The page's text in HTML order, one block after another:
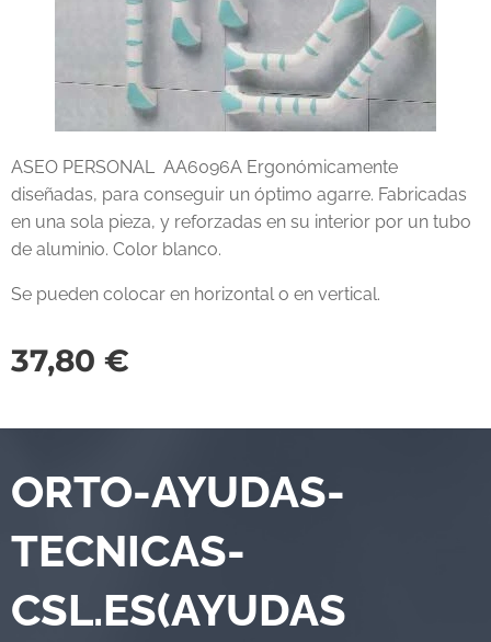
ASEO PERSONAL AA6096A Ergonómicamente
diseñadas, para conseguir un óptimo agarre. Fabricadas
en una sola pieza, y reforzadas en su interior por un tubo
de aluminio. Color blanco.
Se pueden colocar en horizontal o en vertical.
37,80 €
ORTO-AYUDAS-
TECNICAS-
CSL.ES(AYUDAS